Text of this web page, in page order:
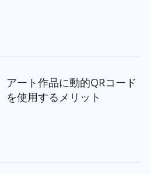
アート作品に動的QRコード
を使用するメリット